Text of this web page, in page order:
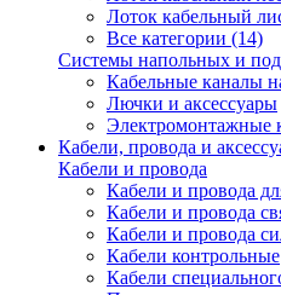
Лоток кабельный
Все категории (14)
Системы напольных и
Кабельные каналы
Лючки и аксессуары
Электромонтажные
Кабели, провода и
Кабели и провода
Кабели и провода
Кабели и провода
Кабели и провода
Кабели контрольные
Кабели